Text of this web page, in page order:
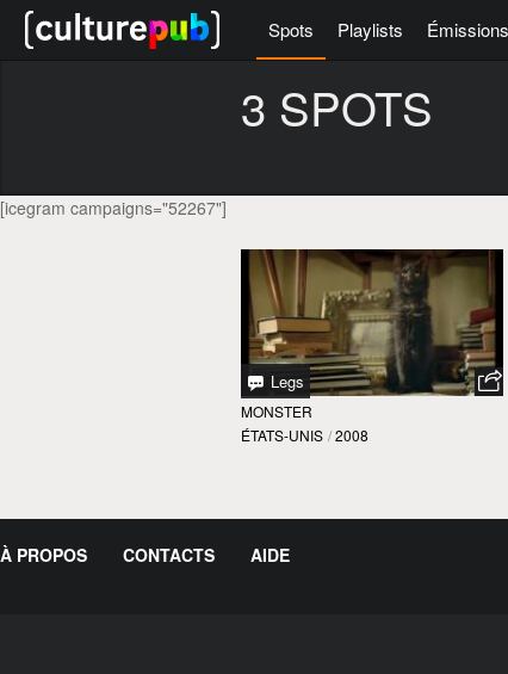
Spots Playlists Émissions
3 SPOTS
[icegram campaigns="52267"]
Legs
MONSTER
ÉTATS-UNIS / 2008
À PROPOS CONTACTS AIDE